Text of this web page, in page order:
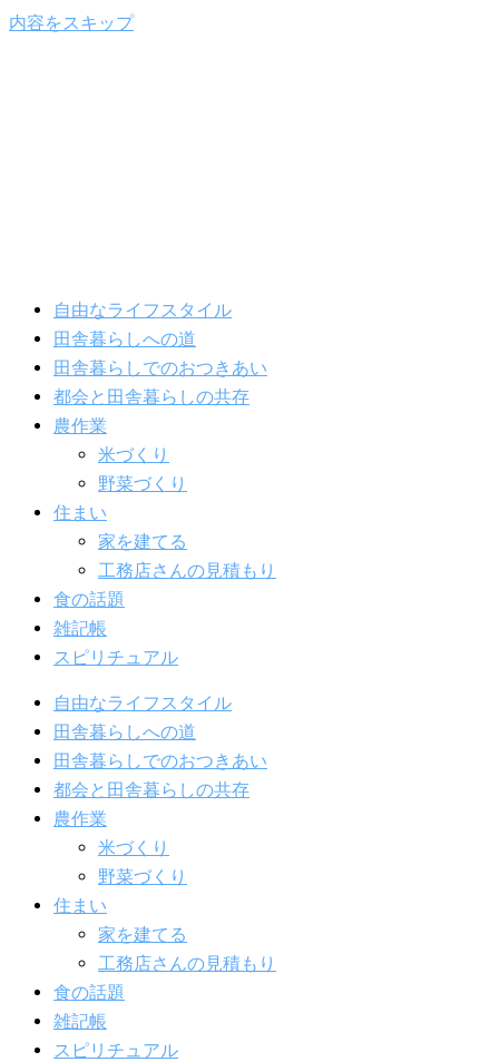
内容をスキップ
自由なライフスタイル
田舎暮らしへの道
田舎暮らしでのおつきあい
都会と田舎暮らしの共存
農作業
米づくり
野菜づくり
住まい
家を建てる
工務店さんの見積もり
食の話題
雑記帳
スピリチュアル
自由なライフスタイル
田舎暮らしへの道
田舎暮らしでのおつきあい
都会と田舎暮らしの共存
農作業
米づくり
野菜づくり
住まい
家を建てる
工務店さんの見積もり
食の話題
雑記帳
スピリチュアル